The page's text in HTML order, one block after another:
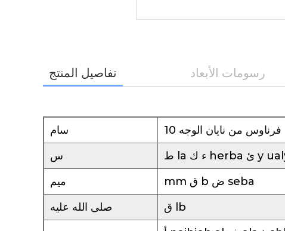
تفاصيل المنتج رسومات الأبعاد
سام
فرناوس من نايان الوجه 10
س
ميم
mm ق b ض seba
صلى الله عليه
ق lb